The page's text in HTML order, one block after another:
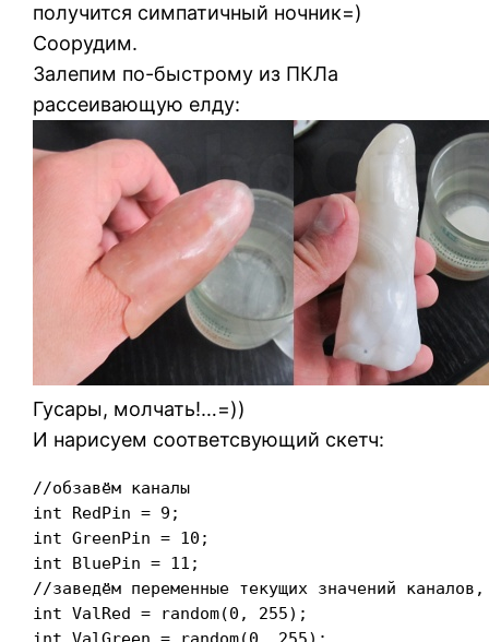
получится симпатичный ночник=)
Соорудим.
Залепим по-быстрому из ПКЛа
рассеивающую елду:
Гусары, молчать!…=))
И нарисуем соответсвующий скетч:
//обзавём каналы
int RedPin = 9;
int GreenPin = 10;
int BluePin = 11;
//заведём переменные текущих значений
int ValRed = random(0, 255);